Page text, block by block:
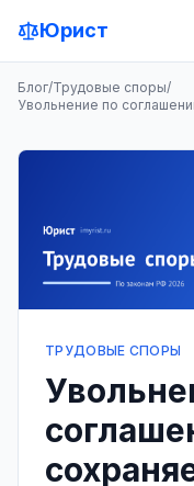
Юрист
Блог/Трудовые споры/
Увольнение по
ТРУДОВЫЕ СПОРЫ